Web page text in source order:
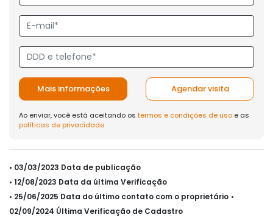
Mais informações Agendar visita
Ao enviar, você está aceitando os termos e condições de uso e as
políticas de privacidade
• 03/03/2023 Data de publicação
• 12/08/2023 Data da última Verificação
• 25/06/2025 Data do último contato com o proprietário •
02/09/2024 Última Verificação de Cadastro